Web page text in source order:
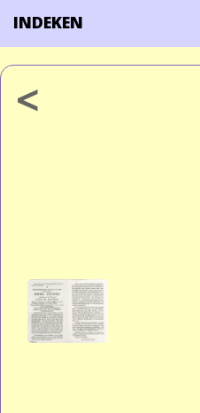
INDEKEN
<